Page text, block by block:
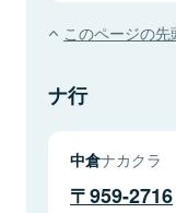
このページの先
ナ行
中倉ナカクラ
959-2716